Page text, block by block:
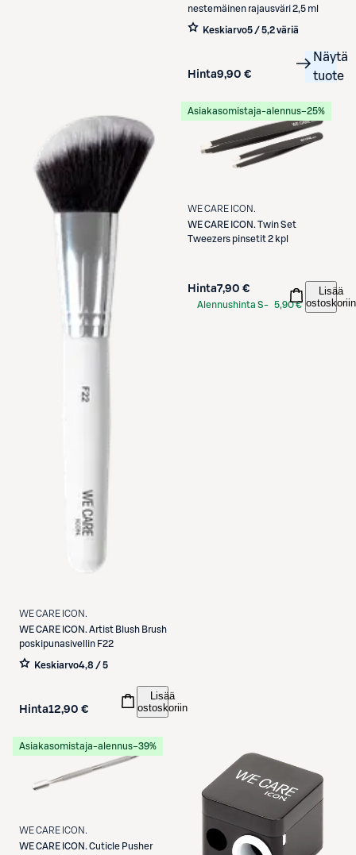
nestemäinen rajausväri 2,5 ml
Keskiarvo5 / 5,2 väriä
Hinta9,90 €
Näytä
tuote
WE CARE ICON.
WE CARE ICON. Artist Blush Brush
poskipunasivellin F22
Keskiarvo4,8 / 5
Hinta12,90 €
Lisää
ostoskoriin
Asiakasomistaja-alennus−25%
WE CARE ICON.
WE CARE ICON. Twin Set
Tweezers pinsetit 2 kpl
Hinta7,90 €
Alennushinta S- 5,90 €
Lisää
ostoskoriin
Asiakasomistaja-alennus−39%
WE CARE ICON.
WE CARE ICON. Cuticle Pusher